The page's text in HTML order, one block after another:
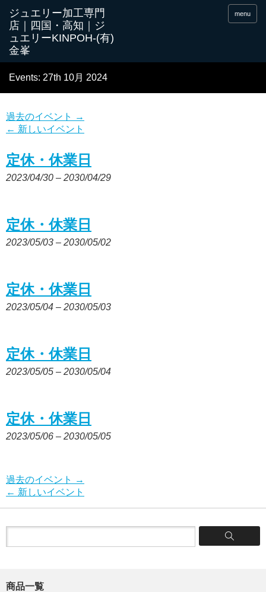
menu
Events: 27th 10月 2024
過去のイベント
→
← 新しいイベント
定休・休業日
2023/04/30 – 2030/04/29
定休・休業日
2023/05/03 – 2030/05/02
定休・休業日
2023/05/04 – 2030/05/03
定休・休業日
2023/05/05 – 2030/05/04
定休・休業日
2023/05/06 – 2030/05/05
過去のイベント
→
← 新しいイベント
商品一覧